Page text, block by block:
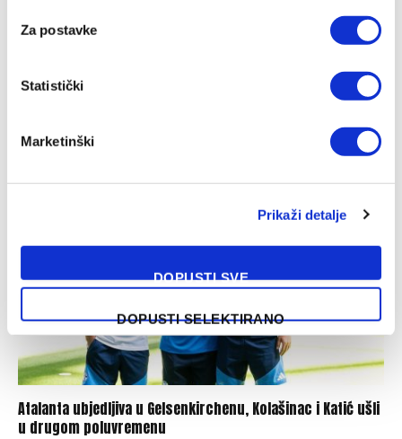
Za postavke
Statistički
Marketinški
Prikaži detalje
DOPUSTI SVE
DOPUSTI SELEKTIRANO
08/08/2026
Atalanta ubjedljiva u Gelsenkirchenu, Kolašinac i Katić ušli
u drugom poluvremenu